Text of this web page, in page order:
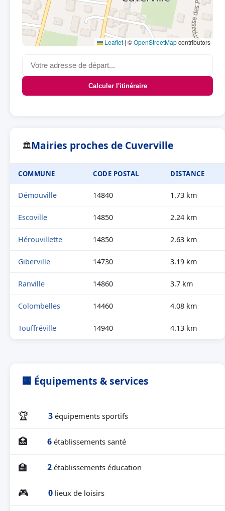
Leaflet | ©OpenStreetMapcontributors
Calculer l'itinéraire
🏛Mairies proches de Cuverville
COMMUNE CODE POSTAL DISTANCE
Démouville 14840 1.73 km
Escoville 14850 2.24 km
Hérouvillette 14850 2.63 km
Giberville 14730 3.19 km
Ranville 14860 3.7 km
Colombelles 14460 4.08 km
Touffréville 14940 4.13 km
🏢 Équipements & services
🏆 3 équipements sportifs
🏥 6 établissements santé
🏫 2 établissements éducation
🎮 0 lieux de loisirs